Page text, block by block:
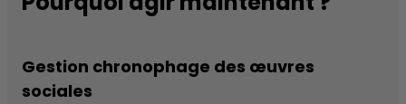
Gestion chronophage des œuvres
sociales